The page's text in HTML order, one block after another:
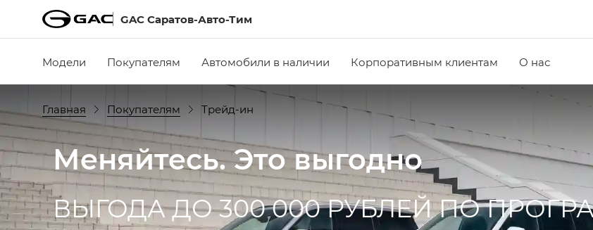
GAC Саратов-Авто-Тим
Модели Покупателям Автомобили в наличии Корпоративным клиентам О нас
Главная Покупателям Трейд-ин
Меняйтесь. Это выгодно
ВЫГОДА ДО 300 000 РУБЛЕЙ ПО